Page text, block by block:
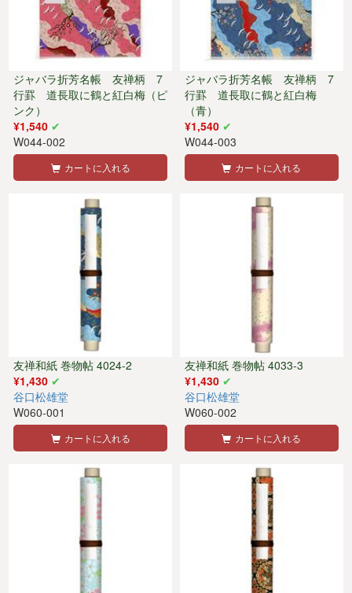
ジャバラ折芳名帳 友禅柄 7
行罫 道長取に鶴と紅白梅（ピ
ンク）
¥1,540
W044-002
カートに入れる
ジャバラ折芳名帳 友禅柄 7
行罫 道長取に鶴と紅白梅
（青）
¥1,540
W044-003
カートに入れる
友禅和紙 巻物帖 4024-2
¥1,430
谷口松雄堂
W060-001
カートに入れる
友禅和紙 巻物帖 4033-3
¥1,430
谷口松雄堂
W060-002
カートに入れる